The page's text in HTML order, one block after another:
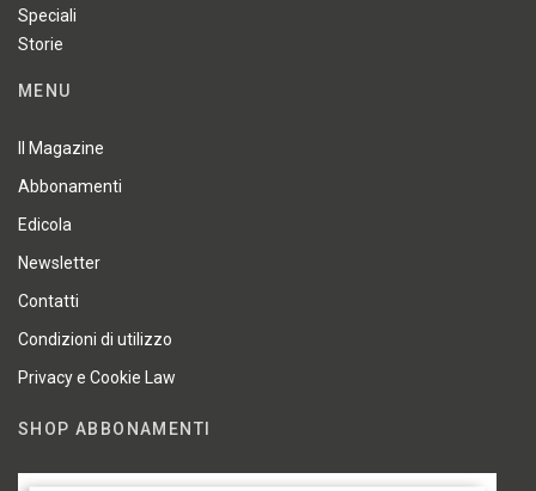
Speciali
Storie
MENU
Il Magazine
Abbonamenti
Edicola
Newsletter
Contatti
Condizioni di utilizzo
Privacy e Cookie Law
SHOP ABBONAMENTI